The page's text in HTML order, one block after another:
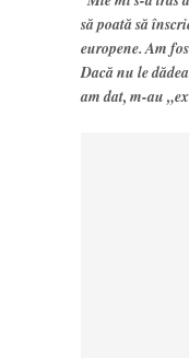
să poată să
europene. Am
Dacă nu le
am dat, m-au